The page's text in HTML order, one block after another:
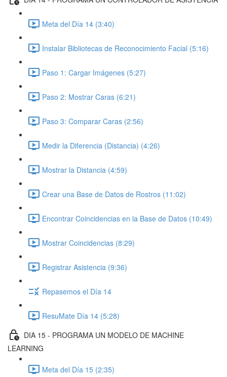
Meta del Día 14 (3:40)
Instalar Bibliotecas de Reconocimiento Facial (5:16)
Paso 1: Cargar Imágenes (5:27)
Paso 2: Mostrar Caras (6:21)
Paso 3: Comparar Caras (2:56)
Medir la Diferencia (Distancia) (4:26)
Mostrar la Distancia (4:59)
Crear una Base de Datos de Rostros (11:02)
Encontrar Coincidencias en la Base de Datos (10:49)
Mostrar Coincidencias (8:29)
Registrar Asistencia (9:36)
Repasemos el Día 14
ResuMate Día 14 (5:28)
DIA 15 - PROGRAMA UN MODELO DE MACHINE
LEARNING
Meta del Día 15 (2:35)